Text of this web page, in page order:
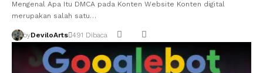
Mengenal Apa Itu DMCA pada Konten Website Konten digital
merupakan salah satu…
byDeviloArts 491 Dibaca